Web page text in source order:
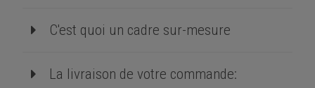
C'est quoi un cadre sur-mesure
La livraison de votre commande: